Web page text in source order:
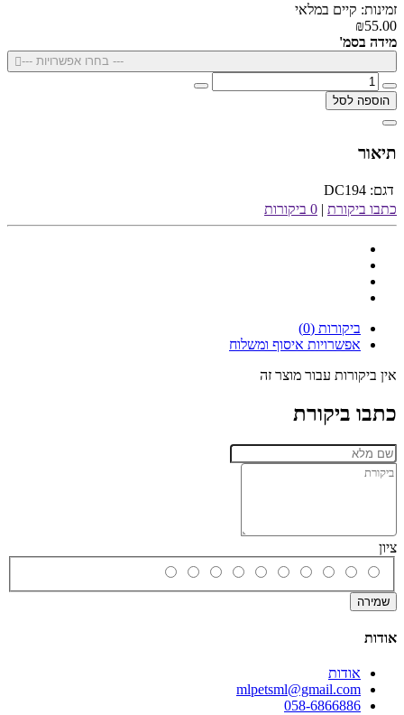
זמינות: קיים במלאי
₪55.00
מידה בסמ'
--- בחרו אפשרויות ---
הוספה לסל
תיאור
דגם: DC194
כתבו ביקורת | 0 ביקורות
ביקורות (0)
אפשרויות איסוף ומשלוח
אין ביקורות עבור מוצר זה
כתבו ביקורת
ציון
שמירה
אודות
אודות
mlpetsml@gmail.com
058-6866886